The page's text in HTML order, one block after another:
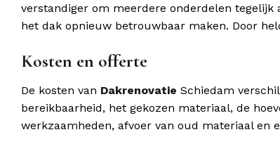
verstandiger om meerdere onderdelen
het dak opnieuw betrouwbaar maken. Door
Kosten en offerte
De kosten van Dakrenovatie Schiedam
bereikbaarheid, het gekozen materiaal, de
werkzaamheden, afvoer van oud materiaal en